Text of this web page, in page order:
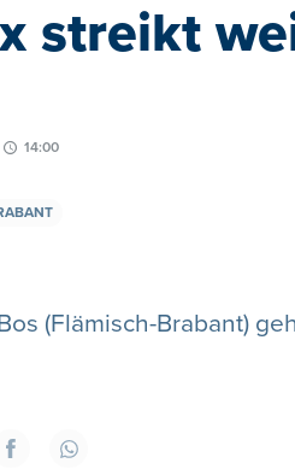
streikt
14:00
(Flämisch-Brabant)